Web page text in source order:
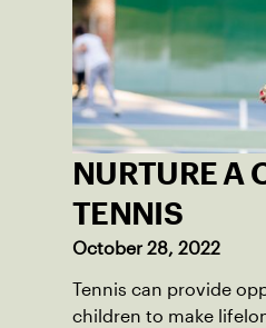
NURTURE A
TENNIS
October 28, 2022
Tennis can provide
children to make